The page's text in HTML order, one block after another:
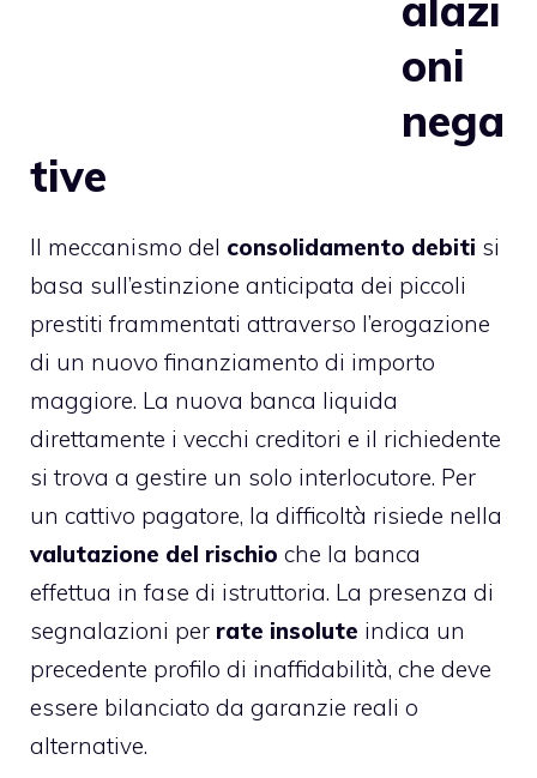
oni
nega
tive
Il meccanismo del consolidamento debiti si
basa sull’estinzione anticipata dei piccoli
prestiti frammentati attraverso l’erogazione
di un nuovo finanziamento di importo
maggiore. La nuova banca liquida
direttamente i vecchi creditori e il richiedente
si trova a gestire un solo interlocutore. Per
un cattivo pagatore, la difficoltà risiede nella
valutazione del rischio che la banca
effettua in fase di istruttoria. La presenza di
segnalazioni per rate insolute indica un
precedente profilo di inaffidabilità, che deve
essere bilanciato da garanzie reali o
alternative.